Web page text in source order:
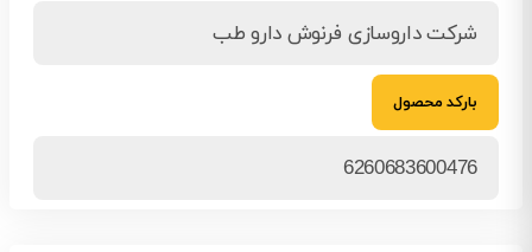
شرکت داروسازی فرنوش دارو طب
بارکد محصول
6260683600476